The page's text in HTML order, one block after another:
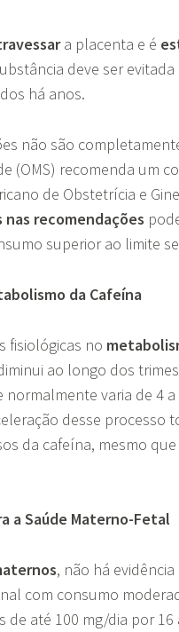
a placenta e é
deve ser
há anos.
não são
(OMS) recomenda um
de Obstetrícia e
nas recomendações
superior ao limite
da Cafeína
fisiológicas no
ao longo dos
normalmente varia de 4
desse processo
da cafeína, mesmo
a Saúde Materno-Fetal
, não há
com consumo
até 100 mg/dia por 16